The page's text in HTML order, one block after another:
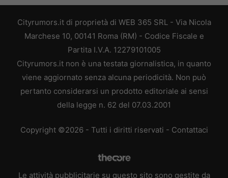
Cityrumors.it di proprietà di WEB 365 SRL - Via Nicola
Marchese 10, 00141 Roma (RM) - Codice Fiscale e
Partita I.V.A. 12279101005
Cityrumors.it non è una testata giornalistica, in quanto
viene aggiornato senza alcuna periodicità. Non può
pertanto considerarsi un prodotto editoriale ai sensi
della legge n. 62 del 07.03.2001
Copyright ©2026 - Tutti i diritti riservati - Contattaci
Le attività pubblicitarie su questo sito sono gestite da